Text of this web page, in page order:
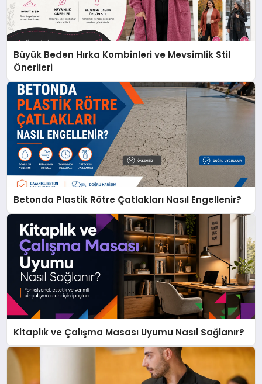
Büyük Beden Hırka Kombinleri ve Mevsimlik Stil
Önerileri
Betonda Plastik Rötre Çatlakları Nasıl Engellenir?
Kitaplık ve Çalışma Masası Uyumu Nasıl Sağlanır?